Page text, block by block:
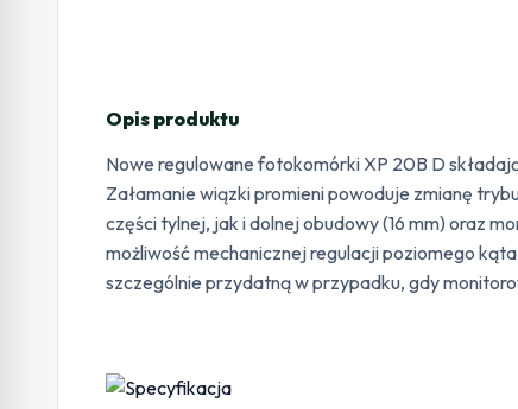
Opis produktu
Nowe regulowane fotokomórki XP 20B D
Załamanie wiązki promieni powoduje zmianę
części tylnej, jak i dolnej obudowy (16 mm) oraz
możliwość mechanicznej regulacji poziomego
szczególnie przydatną w przypadku, gdy